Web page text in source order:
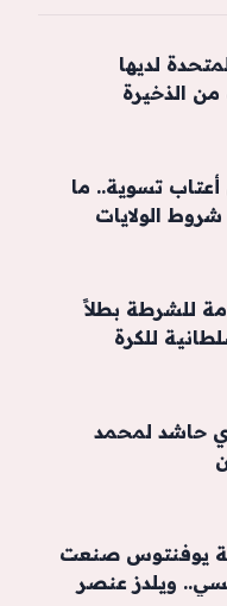
لديها
الذخيرة
تسوية.. ما
الولايات
للشرطة بطلاً
للكرة
حاشد لمحمد
يوفنتوس صنعت
ويلدز عنصر